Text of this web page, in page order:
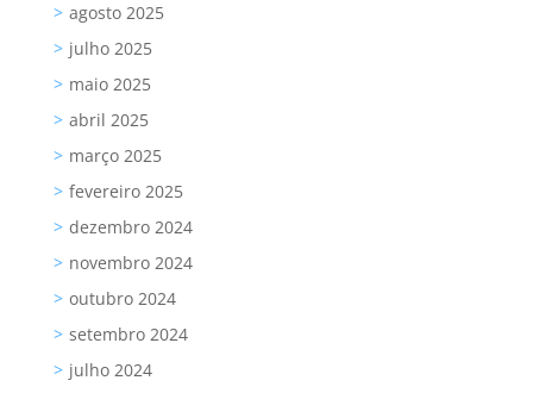
agosto 2025
julho 2025
maio 2025
abril 2025
março 2025
fevereiro 2025
dezembro 2024
novembro 2024
outubro 2024
setembro 2024
julho 2024